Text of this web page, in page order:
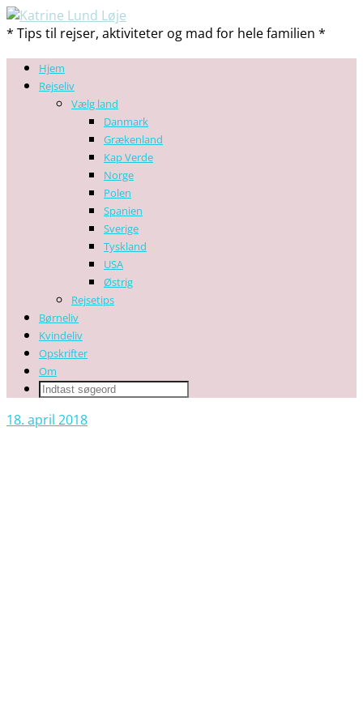
* Tips til rejser, aktiviteter og mad for hele familien *
Hjem
Rejseliv
Vælg land
Danmark
Grækenland
Kap Verde
Norge
Polen
Spanien
Sverige
Tyskland
USA
Østrig
Rejsetips
Børneliv
Kvindeliv
Opskrifter
Om
18. april 2018